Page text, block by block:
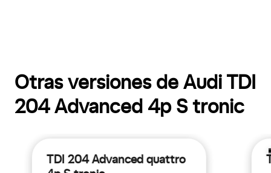
Otras versiones de Audi TDI
204 Advanced 4p S tronic
TDI 204 Advanced quattro